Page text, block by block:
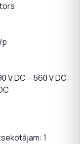
V DC – 560 V DC
1